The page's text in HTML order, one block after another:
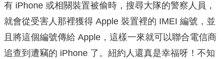
有 iPhone 或相關裝置被偷時，搜尋大隊的警察人員，
就會從受害人那裡獲得 Apple 裝置裡的 IMEI 編號，並
且將這個編號傳給 Apple，這樣一來就可以聯合電信商
追查到遭竊的 iPhone 了。紐約人還真是幸福呀！不知